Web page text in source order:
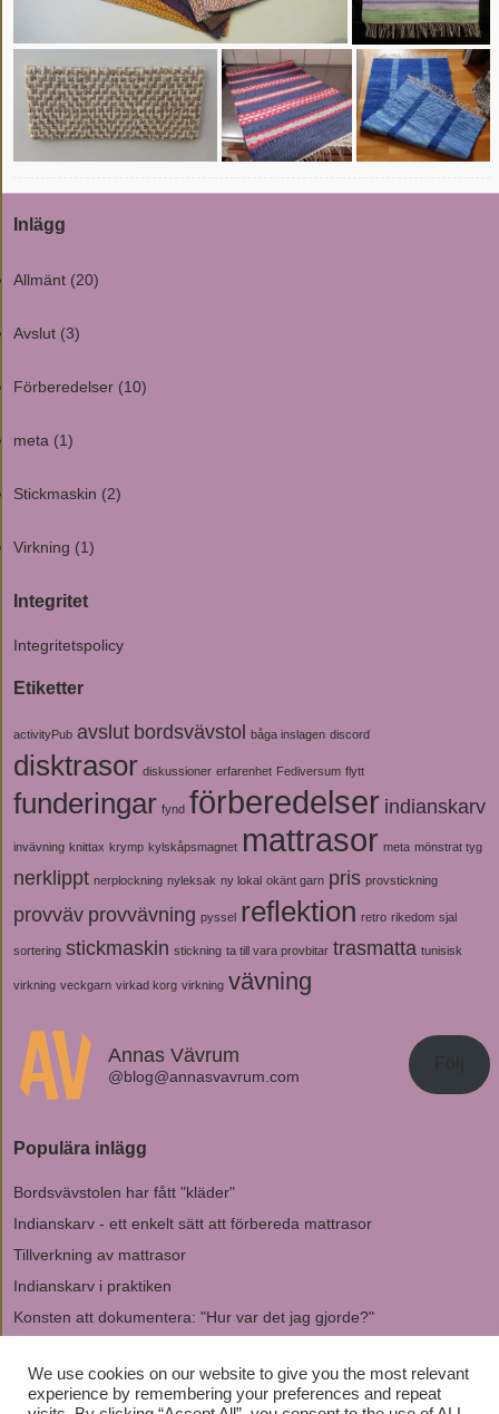
Inlägg
Allmänt (20)
Avslut (3)
Förberedelser (10)
meta (1)
Stickmaskin (2)
Virkning (1)
Integritet
Integritetspolicy
Etiketter
activityPub avslut bordsvävstol båga inslagen discord
disktrasor diskussioner erfarenhet Fediversum flytt
funderingar fynd förberedelser indianskarv
invävning knittax krymp kylskåpsmagnet mattrasor meta mönstrat tyg
nerklippt nerplockning nyleksak ny lokal okänt garn pris provstickning
provväv provvävning pyssel reflektion retro rikedom sjal
sortering stickmaskin stickning ta till vara provbitar trasmatta tunisisk
virkning veckgarn virkad korg virkning vävning
Annas Vävrum
@blog@annasvavrum.com
Populära inlägg
Bordsvävstolen har fått "kläder"
Indianskarv - ett enkelt sätt att förbereda mattrasor
Tillverkning av mattrasor
Indianskarv i praktiken
Konsten att dokumentera: "Hur var det jag gjorde?"
We use cookies on our website to give you the most relevant
experience by remembering your preferences and repeat